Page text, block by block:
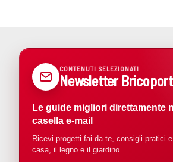
CONTENUTI SELEZIONATI
Newsletter
Le guide migliori direttamente
casella e-mail
Ricevi progetti fai da te, consigli pratici
casa, il legno e il giardino.